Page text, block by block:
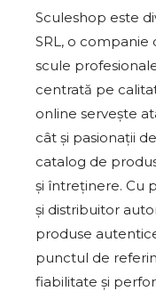
Sculeshop este
SRL, o companie
scule
centrată pe
online servește
cât și pasionații
catalog de
și întreținere. Cu
și distribuitor
produse
punctul de
fiabilitate și